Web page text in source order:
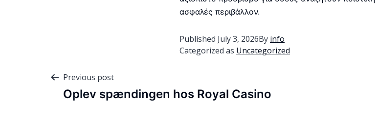
ασφαλές περιβάλλον.
Published July 3, 2026By info
Categorized as Uncategorized
Previous post
Oplev spændingen hos Royal Casino